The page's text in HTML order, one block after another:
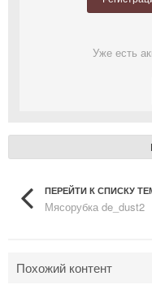
Уже есть
ПЕРЕЙТИ К СПИСКУ
Мясорубка de_dust2
Похожий контент